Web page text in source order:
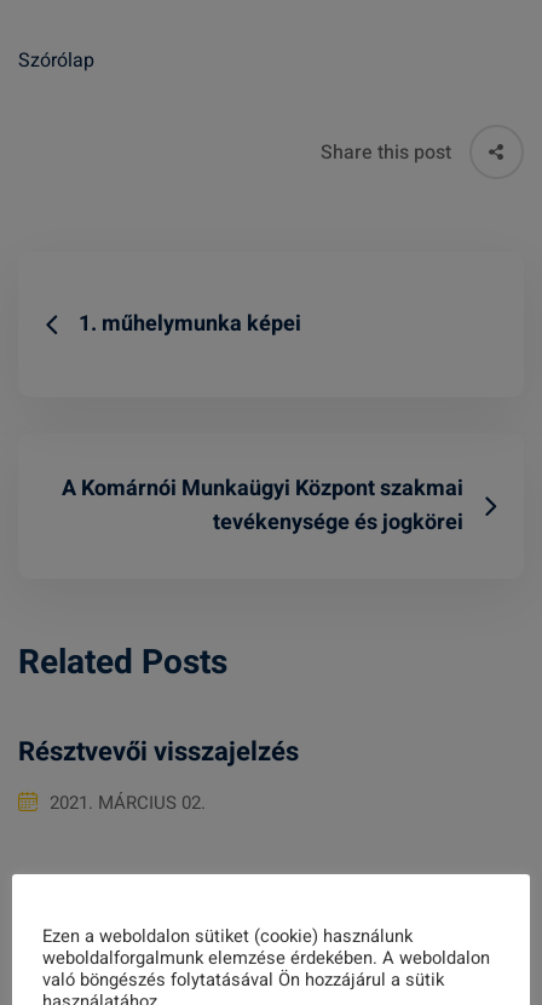
Szórólap
Share this post
1. műhelymunka képei
A Komárnói Munkaügyi Központ szakmai
tevékenysége és jogkörei
Related Posts
Résztvevői visszajelzés
2021. MÁRCIUS 02.
tagja az Isztambuli Egyezménynek
2018. SZEPTEMBER 27.
Ezen a weboldalon sütiket (cookie) használunk
weboldalforgalmunk elemzése érdekében. A weboldalon
való böngészés folytatásával Ön hozzájárul a sütik